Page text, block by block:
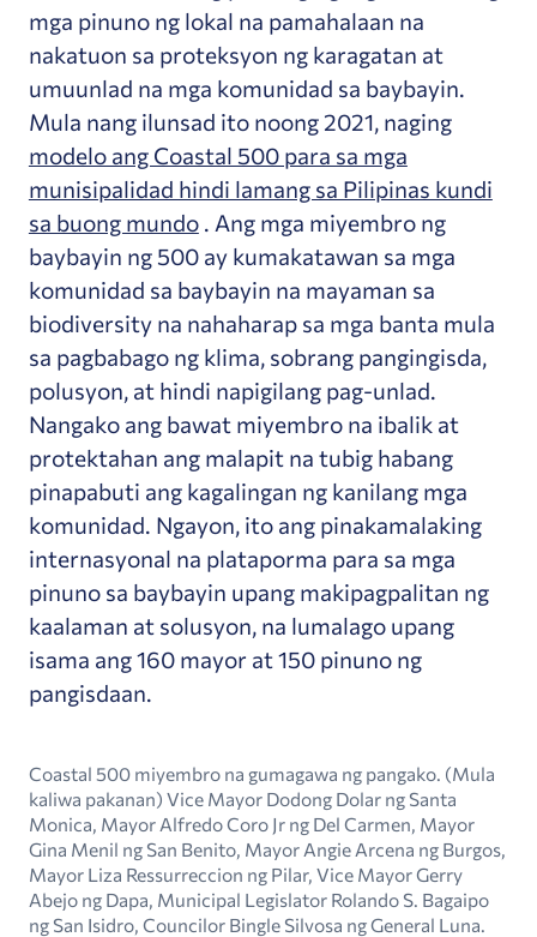
mga pinuno ng lokal na pamahalaan na
nakatuon sa proteksyon ng karagatan at
umuunlad na mga komunidad sa baybayin.
Mula nang ilunsad ito noong 2021, naging
modelo ang Coastal 500 para sa mga
munisipalidad hindi lamang sa Pilipinas kundi
sa buong mundo . Ang mga miyembro ng
baybayin ng 500 ay kumakatawan sa mga
komunidad sa baybayin na mayaman sa
biodiversity na nahaharap sa mga banta mula
sa pagbabago ng klima, sobrang pangingisda,
polusyon, at hindi napigilang pag-unlad.
Nangako ang bawat miyembro na ibalik at
protektahan ang malapit na tubig habang
pinapabuti ang kagalingan ng kanilang mga
komunidad. Ngayon, ito ang pinakamalaking
internasyonal na plataporma para sa mga
pinuno sa baybayin upang makipagpalitan ng
kaalaman at solusyon, na lumalago upang
isama ang 160 mayor at 150 pinuno ng
pangisdaan.
Coastal 500 miyembro na gumagawa ng pangako. (Mula
kaliwa pakanan) Vice Mayor Dodong Dolar ng Santa
Monica, Mayor Alfredo Coro Jr ng Del Carmen, Mayor
Gina Menil ng San Benito, Mayor Angie Arcena ng Burgos,
Mayor Liza Ressurreccion ng Pilar, Vice Mayor Gerry
Abejo ng Dapa, Municipal Legislator Rolando S. Bagaipo
ng San Isidro, Councilor Bingle Silvosa ng General Luna.